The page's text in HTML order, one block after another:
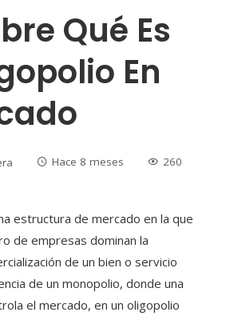
Qué Es
En
Hace 8 meses 260
estructura de mercado en la que
de empresas dominan la
de un bien o servicio
de un monopolio, donde una
el mercado, en un oligopolio